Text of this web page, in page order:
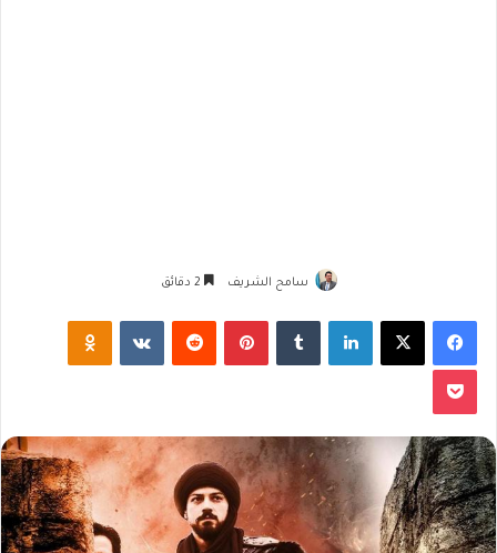
سامح الشريف
فيسبوك لينكدإن بينتيريست